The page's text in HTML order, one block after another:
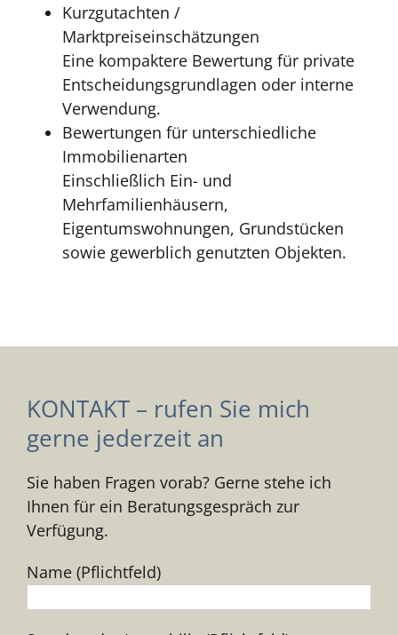
Kurzgutachten /
Marktpreiseinschätzungen
Eine kompaktere Bewertung für private
Entscheidungsgrundlagen oder interne
Verwendung.
Bewertungen für unterschiedliche
Immobilienarten
Einschließlich Ein- und
Mehrfamilienhäusern,
Eigentumswohnungen, Grundstücken
sowie gewerblich genutzten Objekten.
KONTAKT – rufen Sie mich
gerne jederzeit an
Sie haben Fragen vorab? Gerne stehe ich
Ihnen für ein Beratungsgespräch zur
Verfügung.
Name (Pflichtfeld)